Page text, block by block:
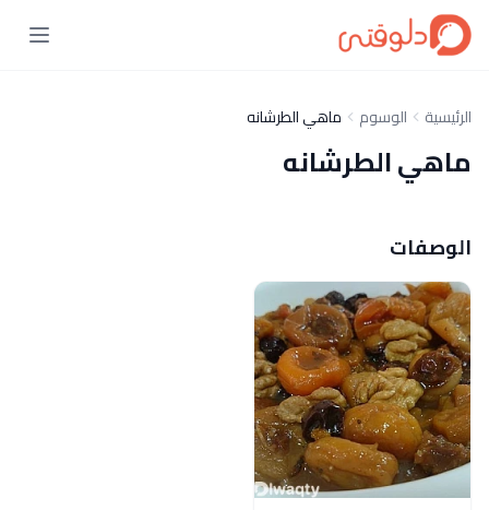
الرئيسية الوسوم ماهي الطرشانه
ماهي الطرشانه
الوصفات